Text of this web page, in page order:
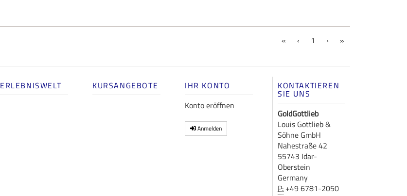
« ‹ 1 (current)
› »
ERLEBNISWELT KURSANGEBOTE
IHR KONTO
Konto eröffnen
Anmelden
KONTAKTIEREN
SIE UNS
GoldGottlieb
Louis Gottlieb &
Söhne GmbH
Nahestraße 42
55743 Idar-
Oberstein
Germany
P: +49 6781-2050